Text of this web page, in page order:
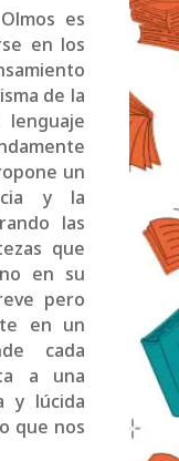
es
en los
de la
un
y la
las
que
en su
pero
en un
cada
a una
y lúcida
que nos